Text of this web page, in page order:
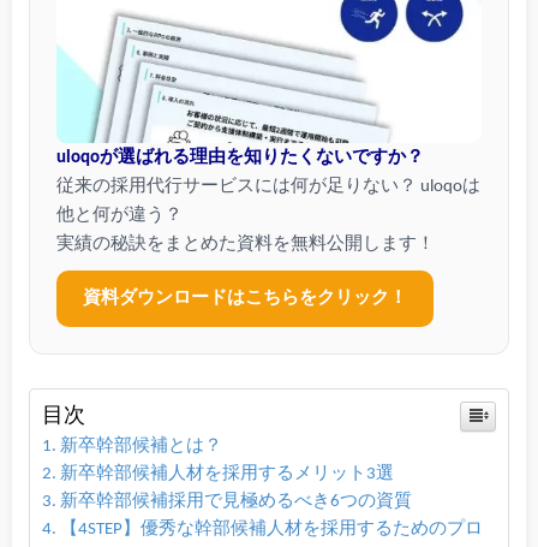
uloqoが選ばれる理由を知りたくないですか？
従来の採用代行サービスには何が足りない？ uloqoは
他と何が違う？
実績の秘訣をまとめた資料を無料公開します！
資料ダウンロードはこちらをクリック！
目次
新卒幹部候補とは？
新卒幹部候補人材を採用するメリット3選
新卒幹部候補採用で見極めるべき6つの資質
【4STEP】優秀な幹部候補人材を採用するためのプロ